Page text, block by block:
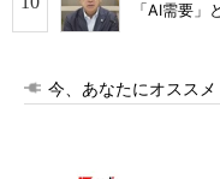
「AI需要」
今、あなたにオススメ